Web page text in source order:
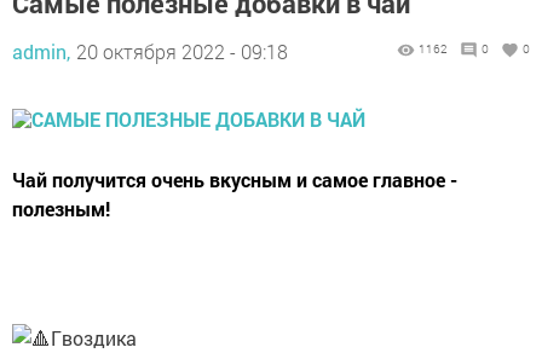
admin, 20 октября 2022 - 09:18 1162 0 0
Чай получится очень вкусным и самое главное -
полезным!
Γвoздикa